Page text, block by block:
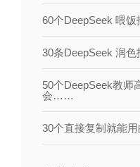
60个DeepSeek 喂饭
30条DeepSeek 润色
50个DeepSeek教师
会……
30个直接复制就能